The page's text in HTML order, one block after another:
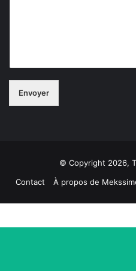
m
Envoyer
© Copyright 2026,
Contact
À propos de